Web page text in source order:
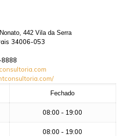
442 Vila da Serra
34006-053
Fechado
08:00 - 19:00
08:00 - 19:00